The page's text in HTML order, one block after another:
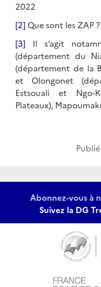
2022
[2] Que sont les ZAP
[3] Il s’agit
(département du
(département de la
et Olongonet
Estsouali et Ngo-
Plateaux),
Abonnez-vous à
Suivez la DG